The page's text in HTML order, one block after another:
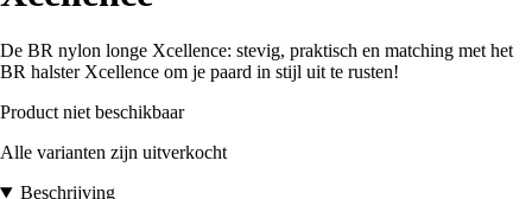
De BR nylon longe Xcellence: stevig, praktisch en matching met het
BR halster Xcellence om je paard in stijl uit te rusten!
Product niet beschikbaar
Alle varianten zijn uitverkocht
Beschrijving